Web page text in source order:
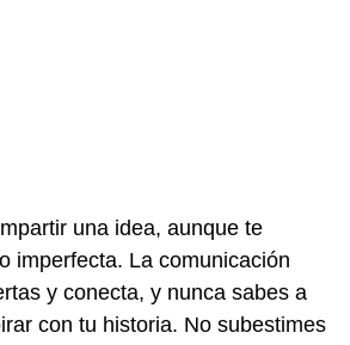
una idea, aunque te
imperfecta. La comunicación
y conecta, y nunca sabes a
con tu historia. No subestimes